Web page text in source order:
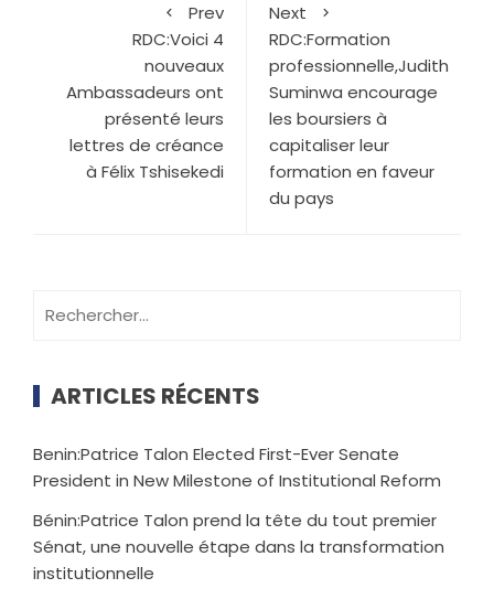
Prev
RDC:Voici 4
nouveaux
Ambassadeurs ont
présenté leurs
lettres de créance
à Félix Tshisekedi
Next
RDC:Formation
professionnelle,Judith
Suminwa encourage
les boursiers à
capitaliser leur
formation en faveur
du pays
ARTICLES RÉCENTS
Benin:Patrice Talon Elected First-Ever Senate
President in New Milestone of Institutional Reform
Bénin:Patrice Talon prend la tête du tout premier
Sénat, une nouvelle étape dans la transformation
institutionnelle